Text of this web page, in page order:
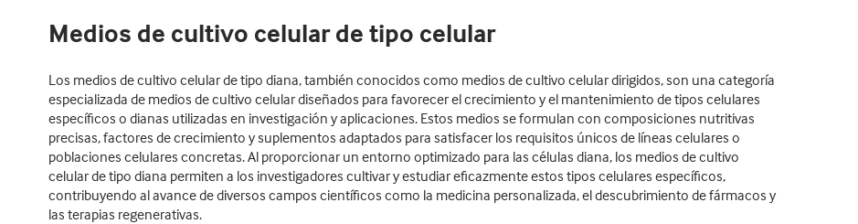
Medios de cultivo celular de tipo celular
Los medios de cultivo celular de tipo diana, también conocidos como medios de cultivo celular dirigidos, son una categoría
especializada de medios de cultivo celular diseñados para favorecer el crecimiento y el mantenimiento de tipos celulares
específicos o dianas utilizadas en investigación y aplicaciones. Estos medios se formulan con composiciones nutritivas
precisas, factores de crecimiento y suplementos adaptados para satisfacer los requisitos únicos de líneas celulares o
poblaciones celulares concretas. Al proporcionar un entorno optimizado para las células diana, los medios de cultivo
celular de tipo diana permiten a los investigadores cultivar y estudiar eficazmente estos tipos celulares específicos,
contribuyendo al avance de diversos campos científicos como la medicina personalizada, el descubrimiento de fármacos y
las terapias regenerativas.